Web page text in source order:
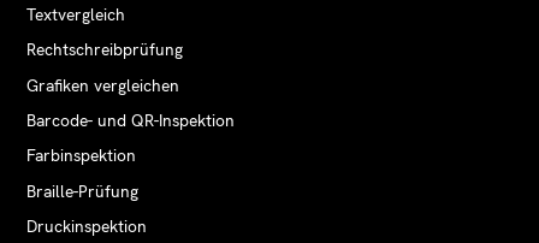
Textvergleich
Rechtschreibprüfung
Grafiken vergleichen
Barcode- und QR-Inspektion
Farbinspektion
Braille-Prüfung
Druckinspektion